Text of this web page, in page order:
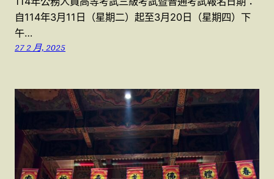
自114年3月11日（星期二）起至3月20日（星期四）下
午…
27 2 月, 2025